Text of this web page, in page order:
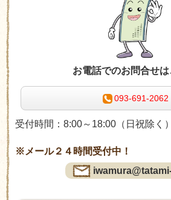
お電話でのお問合せは
093-691-2062
受付時間：8:00～18:00（日祝除く）
※メール２４時間受付中！